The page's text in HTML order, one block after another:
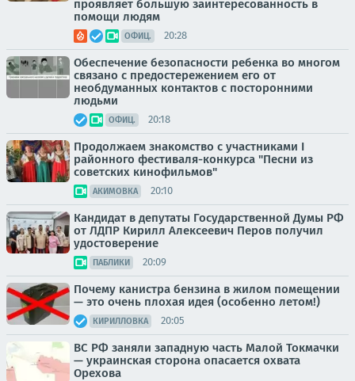
проявляет большую заинтересованность в
помощи людям
ОФИЦ. 20:28
Обеспечение безопасности ребенка во многом
связано с предостережением его от
необдуманных контактов с посторонними
людьми
ОФИЦ. 20:18
Продолжаем знакомство с участниками I
районного фестиваля-конкурса "Песни из
советских кинофильмов"
АКИМОВКА 20:10
Кандидат в депутаты Государственной Думы РФ
от ЛДПР Кирилл Алексеевич Перов получил
удостоверение
ПАБЛИКИ 20:09
Почему канистра бензина в жилом помещении
— это очень плохая идея (особенно летом!)
КИРИЛЛОВКА 20:05
ВС РФ заняли западную часть Малой Токмачки
— украинская сторона опасается охвата
Орехова